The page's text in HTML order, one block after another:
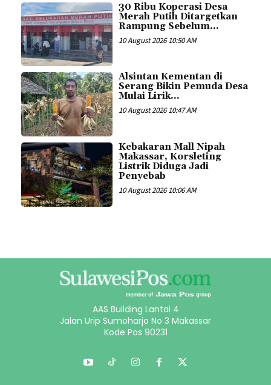
30 Ribu Koperasi Desa
Merah Putih Ditargetkan
Rampung Sebelum...
10 August 2026 10:50 AM
Alsintan Kementan di
Serang Bikin Pemuda Desa
Mulai Lirik...
10 August 2026 10:47 AM
Kebakaran Mall Nipah
Makassar, Korsleting
Listrik Diduga Jadi
Penyebab
10 August 2026 10:06 AM
AAS Building Lantai 4
Jalan Urip Sumoharjo No 3 Makassar
Kode Pos 90231